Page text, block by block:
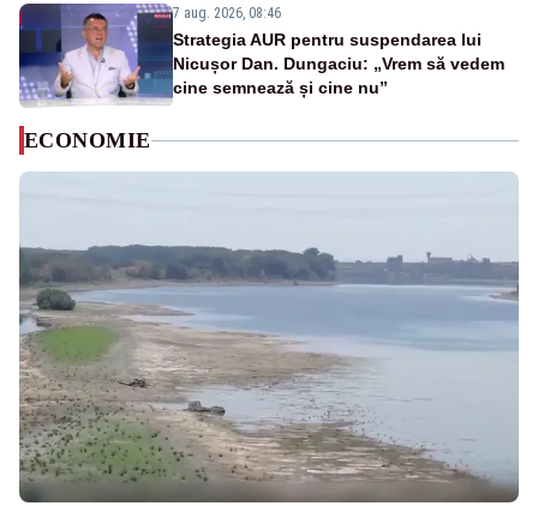
7 aug. 2026, 08:46
Strategia AUR pentru suspendarea lui
Nicușor Dan. Dungaciu: „Vrem să vedem
cine semnează și cine nu”
ECONOMIE